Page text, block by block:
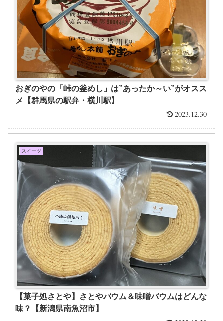
おぎのやの「峠の釜めし」は”あったか～い”がオスス
メ【群馬県の駅弁・横川駅】
2023.12.30
スイーツ
【菓子処さとや】さとやバウム＆味噌バウムはどんな
味？【新潟県南魚沼市】